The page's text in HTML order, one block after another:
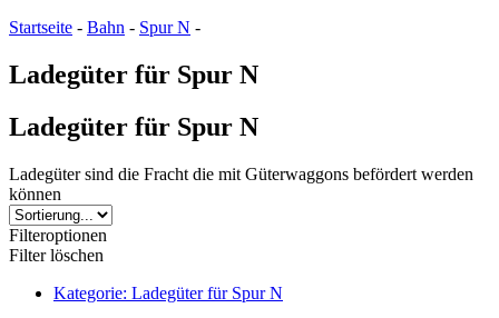
Startseite - Bahn - Spur N -
Ladegüter für Spur N
Ladegüter für Spur N
Ladegüter sind die Fracht die mit Güterwaggons befördert werden
können
Filteroptionen
Filter löschen
Kategorie: Ladegüter für Spur N